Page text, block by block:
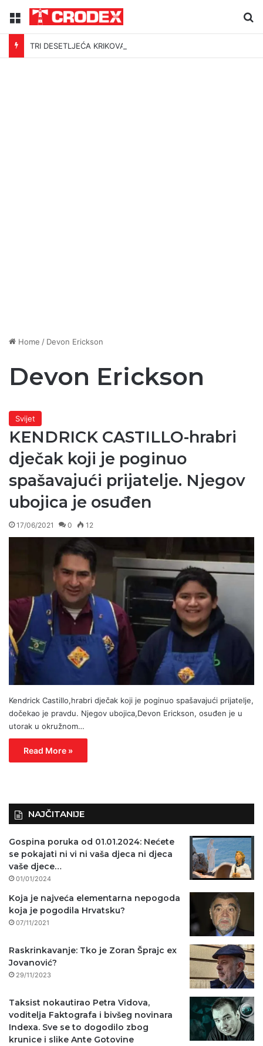
Menu
TRI DESETLJEĆA KRIKOVA OČAJNIKA
Home / Devon Erickson
Devon Erickson
Svijet
KENDRICK CASTILLO-hrabri
dječak koji je poginuo
spašavajući prijatelje. Njegov
ubojica je osuđen
17/06/2021 0 12
Kendrick Castillo,hrabri dječak koji je poginuo spašavajući prijatelje,
dočekao je pravdu. Njegov ubojica,Devon Erickson, osuđen je u
utorak u okružnom…
Read More »
NAJČITANIJE
Gospina poruka od 01.01.2024: Nećete
se pokajati ni vi ni vaša djeca ni djeca
vaše djece…
01/01/2024
Koja je najveća elementarna nepogoda
koja je pogodila Hrvatsku?
07/11/2021
Raskrinkavanje: Tko je Zoran Šprajc ex
Jovanović?
29/11/2023
Taksist nokautirao Petra Vidova,
voditelja Faktografa i bivšeg novinara
Indexa. Sve se to dogodilo zbog
krunice i slike Ante Gotovine